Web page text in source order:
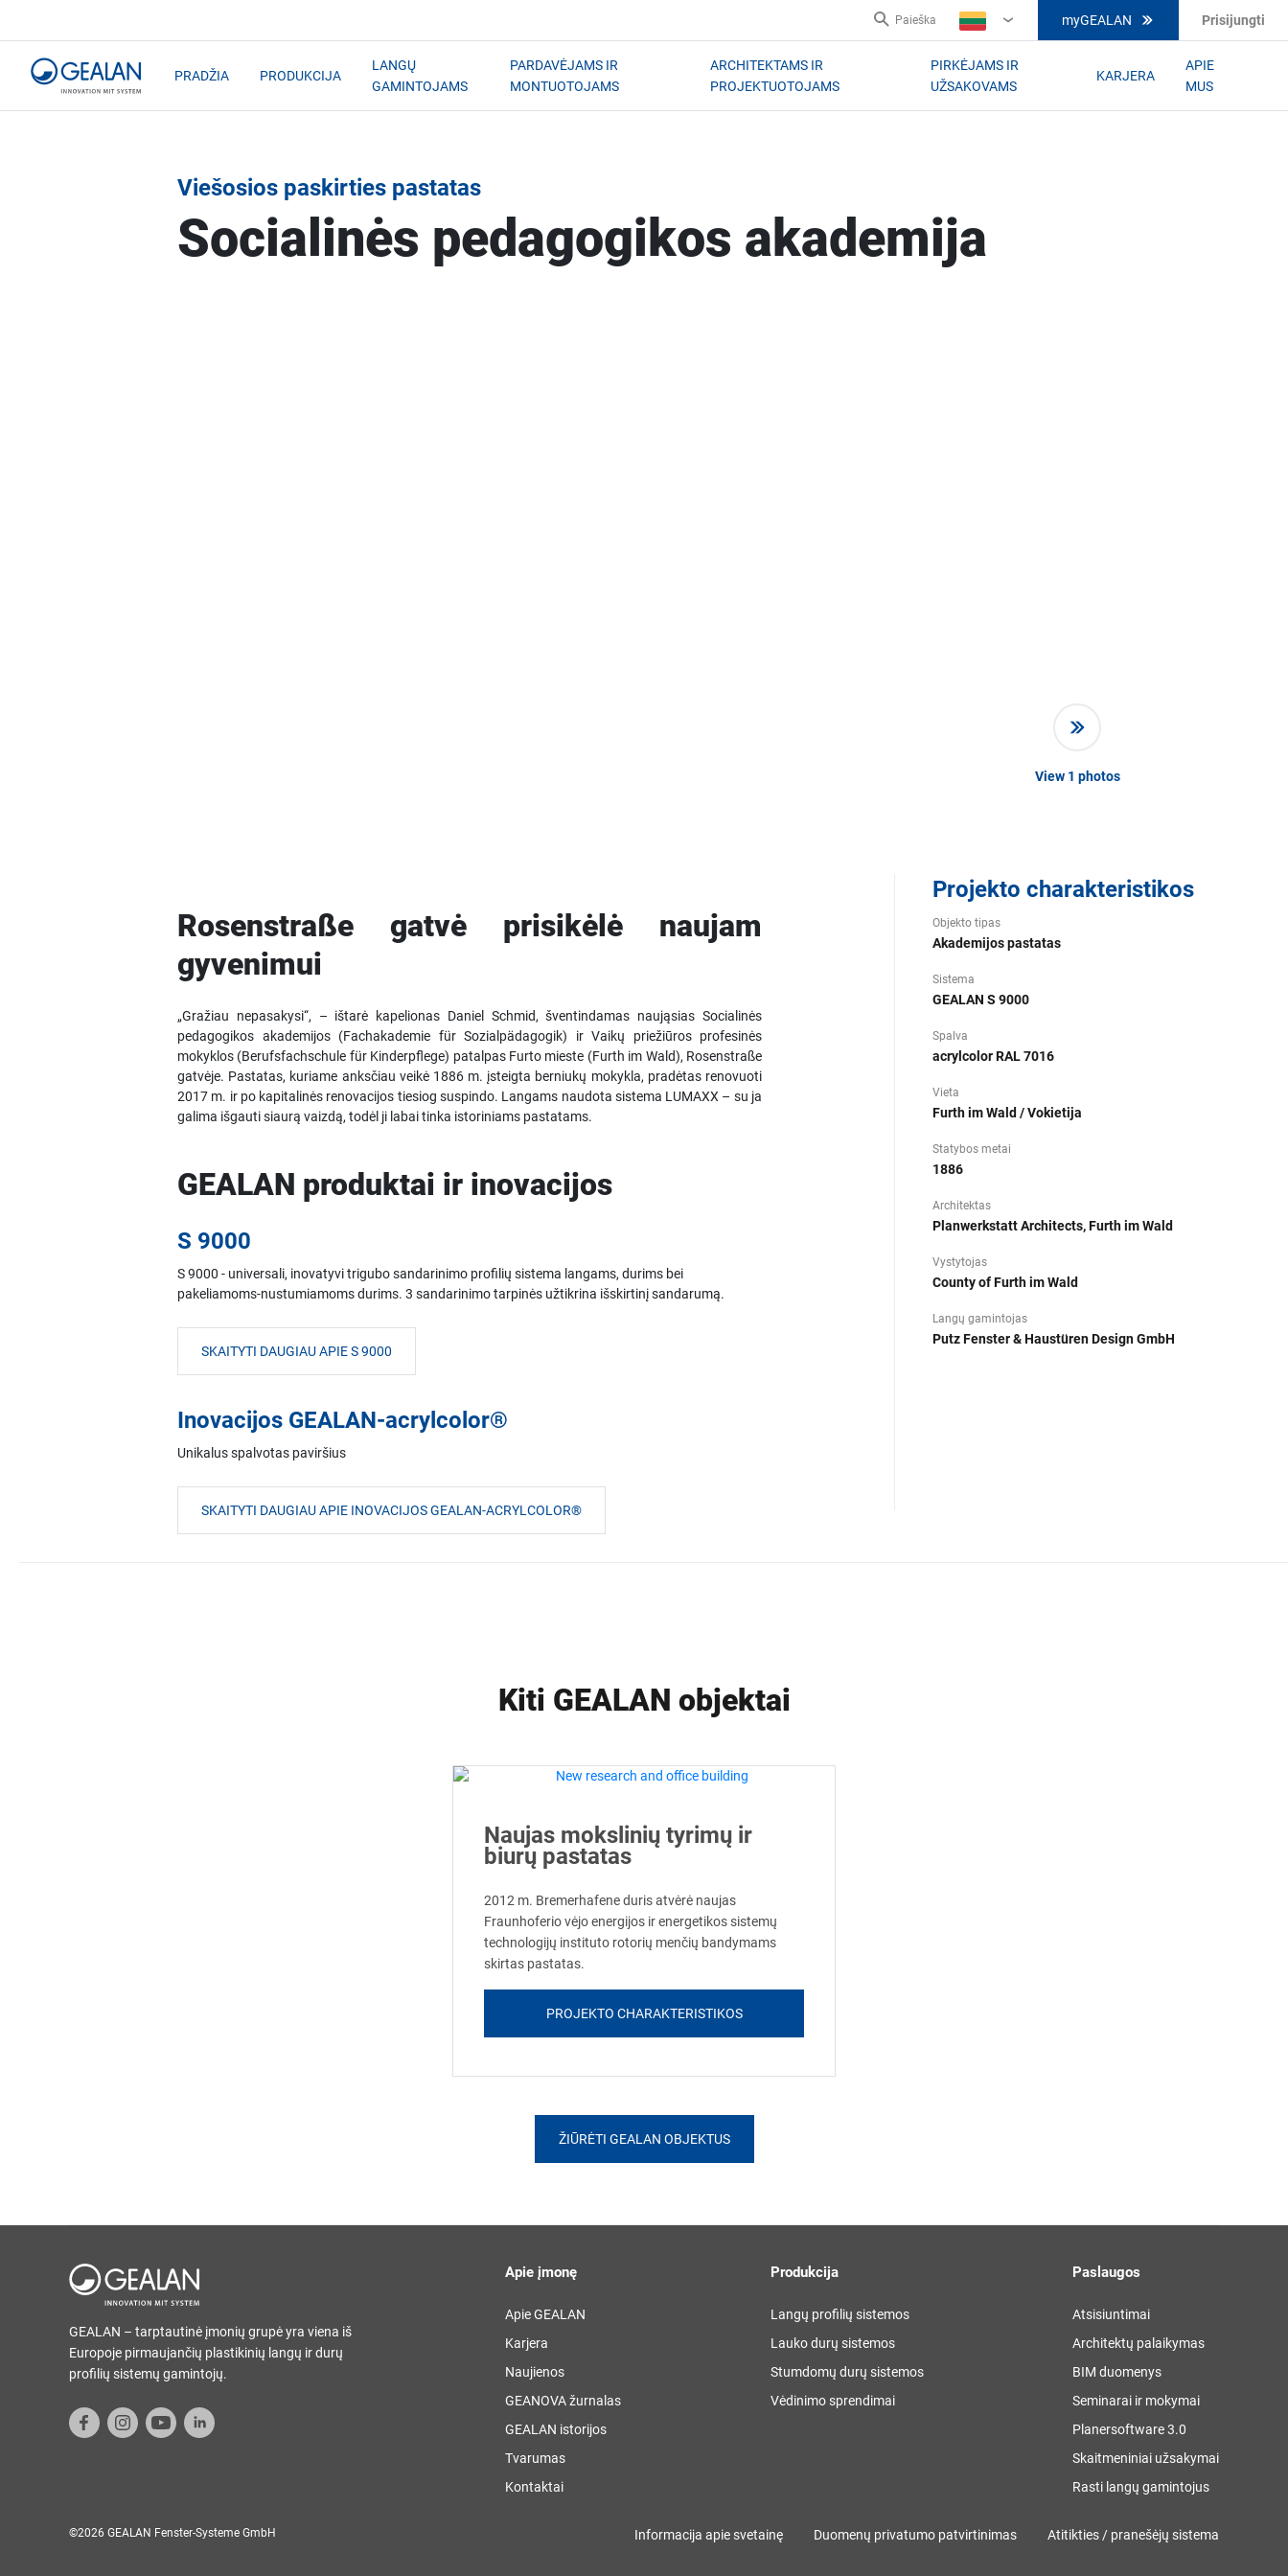
Paieška
LT
myGEALAN Prisijungti
PRADŽIA PRODUKCIJA
LANGŲ
GAMINTOJAMS
PARDAVĖJAMS IR
MONTUOTOJAMS
ARCHITEKTAMS IR
PROJEKTUOTOJAMS
PIRKĖJAMS IR
UŽSAKOVAMS
KARJERA
APIE
MUS
Viešosios paskirties pastatas
Socialinės pedagogikos akademija
View 1 photos
Projekto charakteristikos
Objekto tipas
Akademijos pastatas
Sistema
GEALAN S 9000
Spalva
acrylcolor RAL 7016
Vieta
Furth im Wald / Vokietija
Statybos metai
1886
Architektas
Planwerkstatt Architects, Furth im Wald
Vystytojas
County of Furth im Wald
Langų gamintojas
Putz Fenster & Haustüren Design GmbH
Rosenstraße gatvė prisikėlė naujam
gyvenimui
„Gražiau nepasakysi“, – ištarė kapelionas Daniel Schmid, šventindamas naująsias Socialinės
pedagogikos akademijos (Fachakademie für Sozialpädagogik) ir Vaikų priežiūros profesinės
mokyklos (Berufsfachschule für Kinderpflege) patalpas Furto mieste (Furth im Wald), Rosenstraße
gatvėje. Pastatas, kuriame anksčiau veikė 1886 m. įsteigta berniukų mokykla, pradėtas renovuoti
2017 m. ir po kapitalinės renovacijos tiesiog suspindo. Langams naudota sistema LUMAXX – su ja
galima išgauti siaurą vaizdą, todėl ji labai tinka istoriniams pastatams.
GEALAN produktai ir inovacijos
S 9000
S 9000 - universali, inovatyvi trigubo sandarinimo profilių sistema langams, durims bei
pakeliamoms-nustumiamoms durims. 3 sandarinimo tarpinės užtikrina išskirtinį sandarumą.
SKAITYTI DAUGIAU APIE S 9000
Inovacijos GEALAN-acrylcolor®
Unikalus spalvotas paviršius
SKAITYTI DAUGIAU APIE INOVACIJOS GEALAN-ACRYLCOLOR®
Kiti GEALAN objektai
Naujas mokslinių tyrimų ir
biurų pastatas
2012 m. Bremerhafene duris atvėrė naujas
Fraunhoferio vėjo energijos ir energetikos sistemų
technologijų instituto rotorių menčių bandymams
skirtas pastatas.
PROJEKTO CHARAKTERISTIKOS
ŽIŪRĖTI GEALAN OBJEKTUS
GEALAN – tarptautinė įmonių grupė yra viena iš
Europoje pirmaujančių plastikinių langų ir durų
profilių sistemų gamintojų.
Apie įmonę
Apie GEALAN
Karjera
Naujienos
GEANOVA žurnalas
GEALAN istorijos
Tvarumas
Kontaktai
Produkcija
Langų profilių sistemos
Lauko durų sistemos
Stumdomų durų sistemos
Vėdinimo sprendimai
Paslaugos
Atsisiuntimai
Architektų palaikymas
BIM duomenys
Seminarai ir mokymai
Planersoftware 3.0
Skaitmeniniai užsakymai
Rasti langų gamintojus
©2026 GEALAN Fenster-Systeme GmbH Informacija apie svetainę Duomenų privatumo patvirtinimas Atitikties / pranešėjų sistema